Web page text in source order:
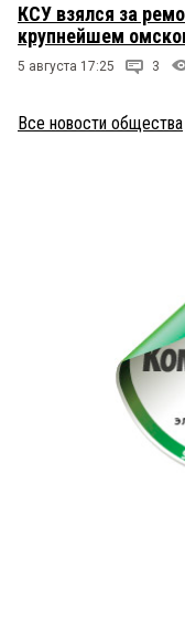
КСУ взялся за
крупнейшем
5 августа 17:25 3
Все новости общества